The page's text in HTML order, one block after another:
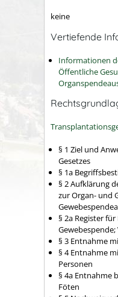
keine
Vertiefende
Informationen
Öffentliche
§ 1 Ziel und
Gesetzes
§ 1a
§ 2 Aufklärung
zur Organ- und
§ 2a Register
§ 3 Entnahme
§ 4 Entnahme
Personen
§ 4a Entnahme
Föten